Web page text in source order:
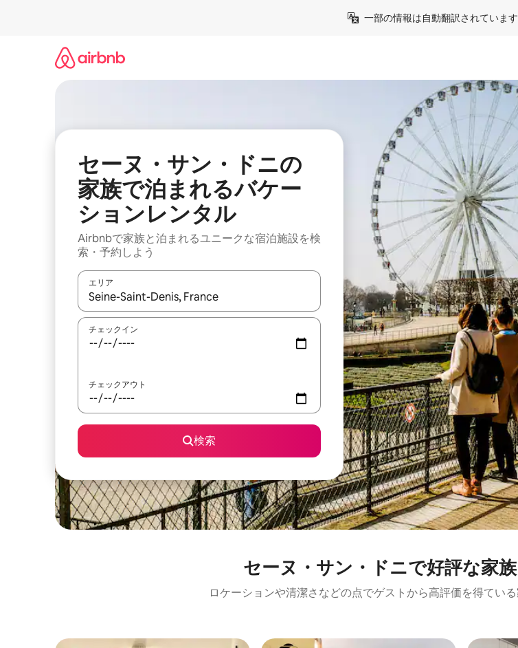
一部の情報は自動翻訳されています
セーヌ・サン・ドニの
家族で泊まれるバケー
ションレンタル
Airbnbで家族と泊まれるユニークな宿泊施設を検
索・予約しよう
エリア
検索結果が表示されたら、上下の矢印キーを使って移動するか、画面をタッチまたはスワイプして
チェックイン
チェックアウト
検索
セーヌ・サン・ドニで好評な家
ロケーションや清潔さなどの点でゲストから高評価を得てい